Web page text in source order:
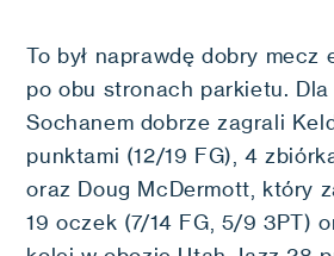
To był naprawdę dobry mecz
po obu stronach parkietu.
Sochanem dobrze zagrali
punktami (12/19 FG), 4
oraz Doug McDermott, który
19 oczek (7/14 FG, 5/9 3PT)